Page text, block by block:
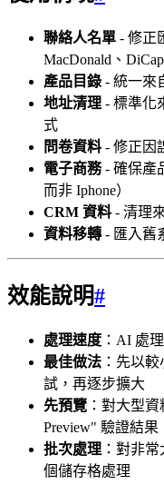
聯絡人名單 - 修正
MacDonald、
產品目錄 - 統一來
地址清理 - 標準化
式
問卷資料 - 修正因
電子商務- 確保產
而非 Iphone）
CRM 資料 - 清理
資料移轉 - 匯入舊
效能說明#
處理速度 ：AI 處
最佳做法 ：先以
試，再逐步擴大
先預覽 ：對大型
Preview" 驗證結果
批次處理 ：對非
個儲存格處理